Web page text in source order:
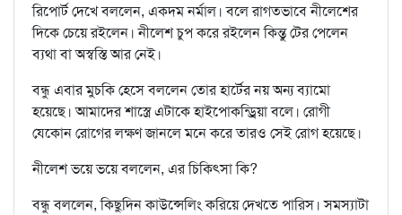
রিপোর্ট দেখে বললেন, একদম নর্মাল। বলে রাগতভাবে নীলেশের
দিকে চেয়ে রইলেন। নীলেশ চুপ করে রইলেন কিন্তু টের পেলেন
ব্যথা বা অস্বস্তি আর নেই।
বন্ধু এবার মুচকি হেসে বললেন তোর হার্টের নয় অন্য ব্যামো
হয়েছে। আমাদের শাস্ত্রে এটাকে হাইপোকন্ড্রিয়া বলে। রোগী
যেকোন রোগের লক্ষণ জানলে মনে করে তারও সেই রোগ হয়েছে।
নীলেশ ভয়ে ভয়ে বললেন, এর চিকিৎসা কি?
বন্ধু বললেন, কিছুদিন কাউন্সেলিং করিয়ে দেখতে পারিস। সমস্যাটা